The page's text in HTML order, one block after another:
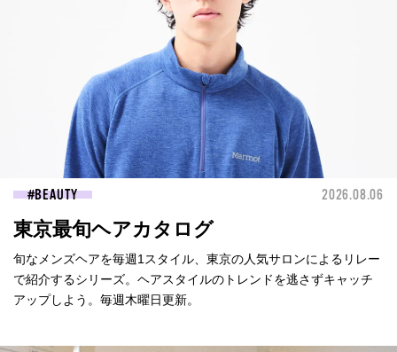
BEAUTY 2026.08.06
東京最旬ヘアカタログ
旬なメンズヘアを毎週1スタイル、東京の人気サロンによるリレー
で紹介するシリーズ。ヘアスタイルのトレンドを逃さずキャッチ
アップしよう。毎週木曜日更新。